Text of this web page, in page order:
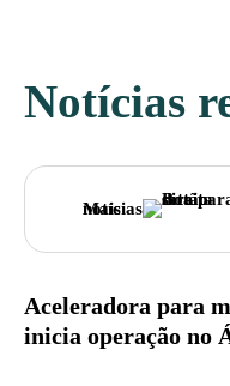
Notícias
Mais notícias
Aceleradora para
inicia operação no